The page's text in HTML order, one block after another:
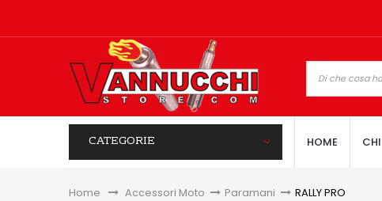
CATEGORIE HOME
Home &gt;Accessori Moto > Paramani > RALLY PRO